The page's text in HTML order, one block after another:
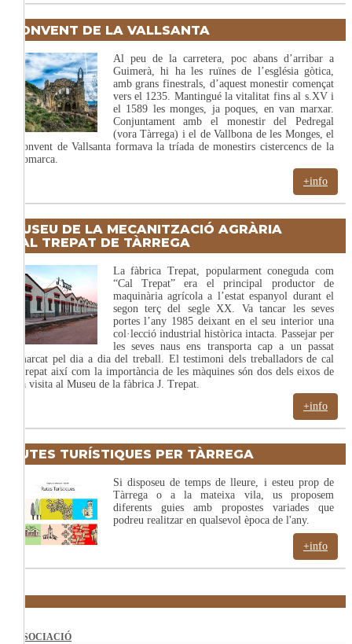
CONVENT DE LA VALLSANTA
Al peu de la carretera, poc abans d’arribar a
Guimerà, hi ha les ruïnes de l’església gòtica,
amb grans finestrals, d’aquest monestir començat
vers el 1235. Mantingué la vitalitat fins al s.XV i
el 1589 les monges, ja poques, en van marxar.
Conjuntament amb el monestir del Pedregal
(vora Tàrrega) i el de Vallbona de les Monges, el
convent de Vallsanta formava la tríada de monestirs cistercencs de la
comarca.
+info
MUSEU DE LA MECANITZACIÓ AGRÀRIA
CAL TREPAT DE TÀRREGA
La fàbrica Trepat, popularment coneguda com
“Cal Trepat” era el principal productor de
maquinària agrícola a l’estat espanyol durant el
segon terç del segle XX. Va tancar les seves
portes l’any 1985 deixant en el seu interior una
col·lecció industrial històrica intacta. Passejar per
les seves naus ens transporta cap a un passat
marcat pel dia a dia del treball. El testimoni dels treballadors de cal
Trepat així com la importància de les màquines són dos dels eixos de
la visita al Museu de la fàbrica J. Trepat.
+info
RUTES TURÍSTIQUES PER TÀRREGA
+info
Si disposeu de temps de lleure, i esteu prop de
Tàrrega o a la mateixa vila, us proposem
diferents guies amb propostes variades que
podreu realitzar en qualsevol època de l'any.
ASSOCIACIÓ